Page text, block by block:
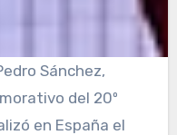
Sánchez,
del 20º
en España el